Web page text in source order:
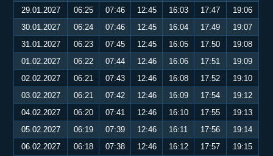
29.01.2027
06:25 07:46 12:45 16:03 17:47
19:06
30.01.2027
06:24 07:46 12:45 16:04 17:49
19:07
31.01.2027
06:23 07:45 12:45 16:05 17:50
19:08
01.02.2027
06:22 07:44 12:46 16:06 17:51
19:09
02.02.2027
06:21 07:43 12:46 16:08 17:52
19:10
03.02.2027
06:21 07:42 12:46 16:09 17:54
19:12
04.02.2027
06:20 07:41 12:46 16:10 17:55
19:13
05.02.2027
06:19 07:39 12:46 16:11 17:56
19:14
06.02.2027
06:18 07:38 12:46 16:12 17:57
19:15